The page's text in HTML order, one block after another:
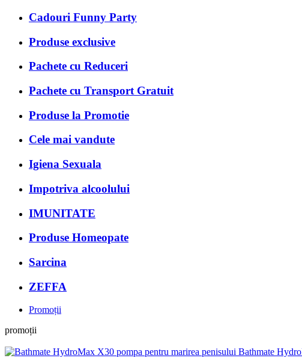
Cadouri Funny Party
Produse exclusive
Pachete cu Reduceri
Pachete cu Transport Gratuit
Produse la Promotie
Cele mai vandute
Igiena Sexuala
Impotriva alcoolului
IMUNITATE
Produse Homeopate
Sarcina
ZEFFA
Promoții
promoții
Bathmate